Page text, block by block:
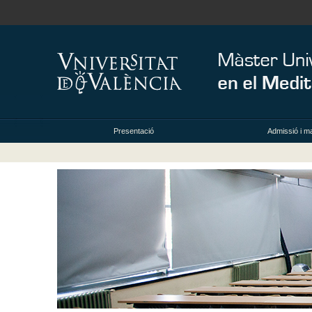
Presentació Admissió i